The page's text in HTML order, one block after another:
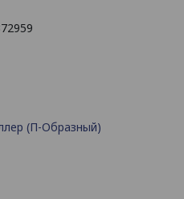
(П-Образный)